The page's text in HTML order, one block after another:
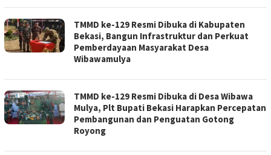
TMMD ke-129 Resmi Dibuka di Kabupaten
Bekasi, Bangun Infrastruktur dan Perkuat
Pemberdayaan Masyarakat Desa
Wibawamulya
TMMD ke-129 Resmi Dibuka di Desa Wibawa
Mulya, Plt Bupati Bekasi Harapkan Percepatan
Pembangunan dan Penguatan Gotong
Royong